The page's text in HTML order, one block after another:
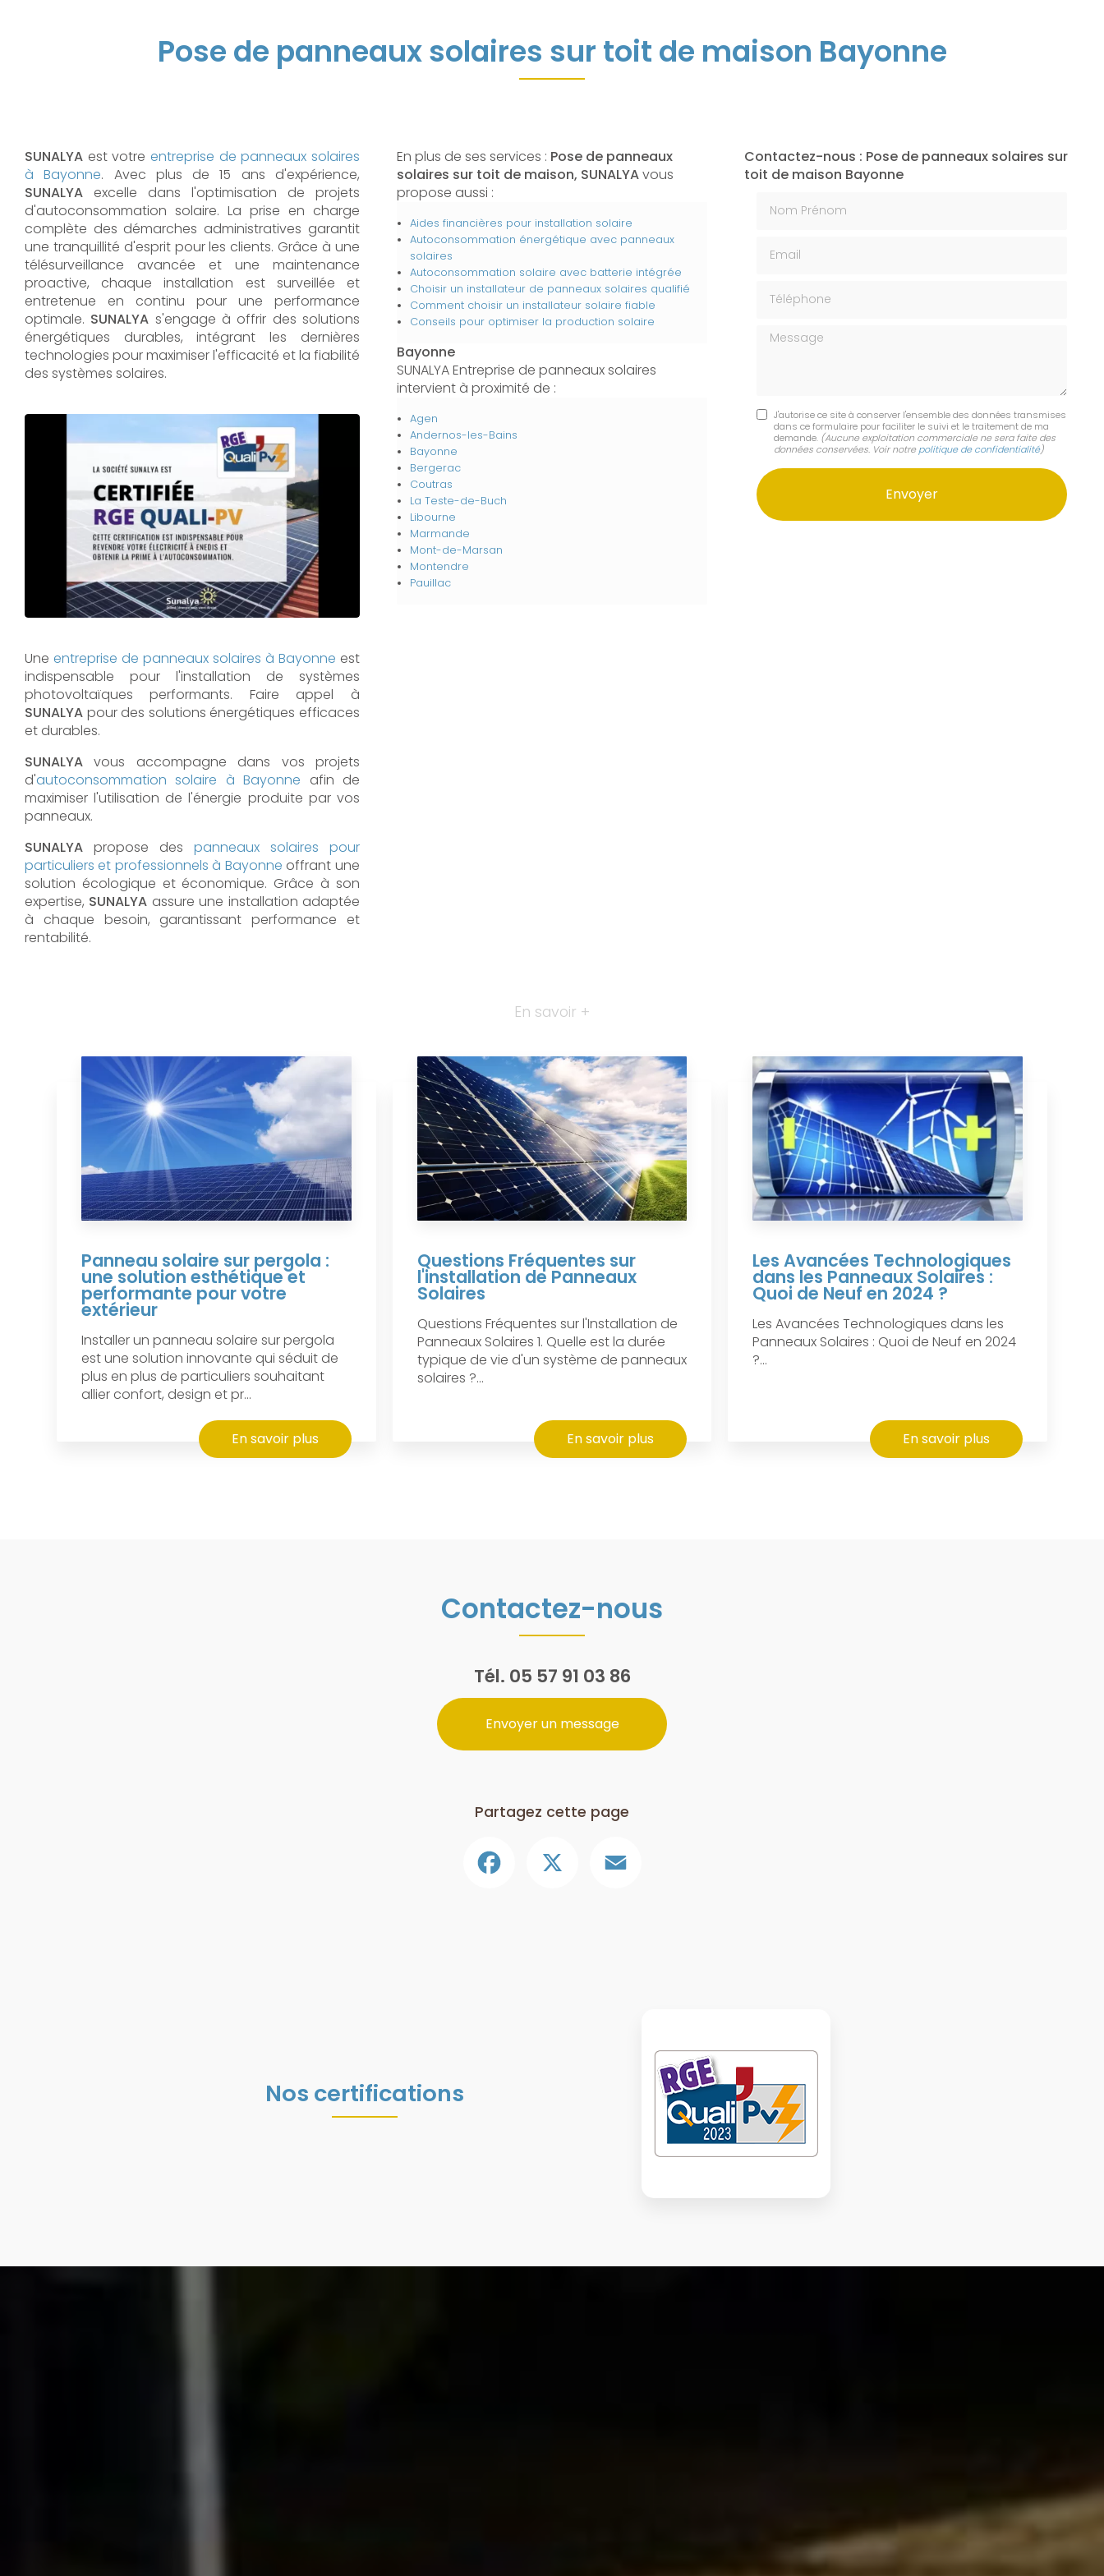
Pose de panneaux solaires sur toit de maison Bayonne
SUNALYA est votre entreprise de panneaux solaires
à Bayonne. Avec plus de 15 ans d'expérience,
SUNALYA excelle dans l'optimisation de projets
d'autoconsommation solaire. La prise en charge
complète des démarches administratives garantit
une tranquillité d'esprit pour les clients. Grâce à une
télésurveillance avancée et une maintenance
proactive, chaque installation est surveillée et
entretenue en continu pour une performance
optimale. SUNALYA s'engage à offrir des solutions
énergétiques durables, intégrant les dernières
technologies pour maximiser l'efficacité et la fiabilité
des systèmes solaires.
Une entreprise de panneaux solaires à Bayonne est
indispensable pour l'installation de systèmes
photovoltaïques performants. Faire appel à
SUNALYA pour des solutions énergétiques efficaces
et durables.
SUNALYA vous accompagne dans vos projets
d'autoconsommation solaire àBayonne afin de
maximiser l'utilisation de l'énergie produite par vos
panneaux.
SUNALYA propose des panneaux solaires pour
particuliers et professionnels à Bayonne offrant une
solution écologique et économique. Grâce à son
expertise, SUNALYA assure une installation adaptée
à chaque besoin, garantissant performance et
rentabilité.
En plus de ses services : Pose de panneaux
solaires sur toit de maison, SUNALYAvous
propose aussi :
Aides financières pour installation solaire
Autoconsommation énergétique avec panneaux
solaires
Autoconsommation solaire avec batterie intégrée
Choisir un installateur de panneaux solaires qualifié
Comment choisir un installateur solaire fiable
Conseils pour optimiser la production solaire
Bayonne
SUNALYA Entreprise de panneaux solaires
intervient à proximité de :
Agen
Andernos-les-Bains
Bayonne
Bergerac
Coutras
La Teste-de-Buch
Libourne
Marmande
Mont-de-Marsan
Montendre
Pauillac
Contactez-nous : Pose de panneaux solaires sur
toit de maison Bayonne
Message
J'autorise ce site à conserver l'ensemble des données transmises
dans ce formulaire pour faciliter le suivi et le traitement de ma
demande. (Aucune exploitation commerciale ne sera faite des
données conservées. Voir notre politique de confidentialité)
En savoir +
Panneau solaire sur pergola :
une solution esthétique et
performante pour votre
extérieur
Installer un panneau solaire sur pergola
est une solution innovante qui séduit de
plus en plus de particuliers souhaitant
allier confort, design et pr...
En savoir plus
Questions Fréquentes sur
l'installation de Panneaux
Solaires
Questions Fréquentes sur l'Installation de
Panneaux Solaires 1. Quelle est la durée
typique de vie d'un système de panneaux
solaires ?...
En savoir plus
Les Avancées Technologiques
dans les Panneaux Solaires :
Quoi de Neuf en 2024 ?
Les Avancées Technologiques dans les
Panneaux Solaires : Quoi de Neuf en 2024
?...
En savoir plus
Contactez-nous
Tél. 05 57 91 03 86
Envoyer un message
Partagez cette page
Nos certifications